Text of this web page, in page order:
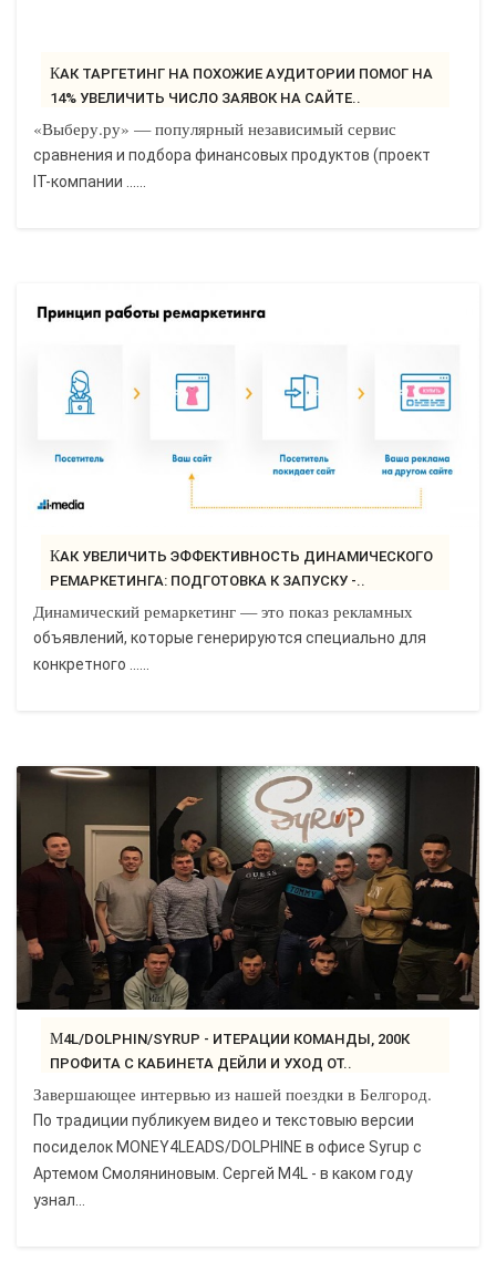
КАК ТАРГЕТИНГ НА ПОХОЖИЕ АУДИТОРИИ ПОМОГ НА
14% УВЕЛИЧИТЬ ЧИСЛО ЗАЯВОК НА САЙТЕ..
«Выберу.ру» — популярный независимый сервис
сравнения и подбора финансовых продуктов (проект
IT-компании ......
КАК УВЕЛИЧИТЬ ЭФФЕКТИВНОСТЬ ДИНАМИЧЕСКОГО
РЕМАРКЕТИНГА: ПОДГОТОВКА К ЗАПУСКУ -..
Динамический ремаркетинг — это показ рекламных
объявлений, которые генерируются специально для
конкретного ......
M4L/DOLPHIN/SYRUP - ИТЕРАЦИИ КОМАНДЫ, 200К
ПРОФИТА С КАБИНЕТА ДЕЙЛИ И УХОД ОТ..
Завершающее интервью из нашей поездки в Белгород.
По традиции публикуем видео и текстовыю версии
посиделок MONEY4LEADS/DOLPHINE в офисе Syrup c
Артемом Смоляниновым. Сергей M4L - в каком году
узнал...